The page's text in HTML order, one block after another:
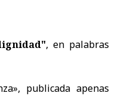
, en palabras
publicada apenas